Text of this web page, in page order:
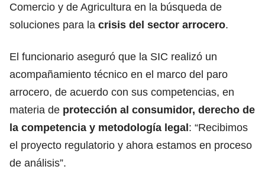
Comercio y de Agricultura en la búsqueda de
soluciones para la crisis del sector arrocero.
El funcionario aseguró que la SIC realizó un
acompañamiento técnico en el marco del paro
arrocero, de acuerdo con sus competencias, en
materia de protección al consumidor, derecho de
la competencia y metodología legal: “Recibimos
el proyecto regulatorio y ahora estamos en proceso
de análisis”.